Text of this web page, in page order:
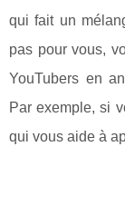
qui fait un
pas pour vous,
YouTubers en
Par exemple, si
qui vous aide à